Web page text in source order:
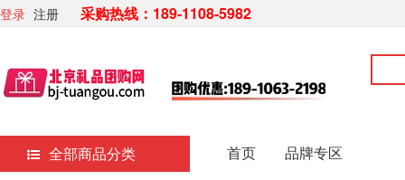
登录 注册 采购热线：189-1108-5982
全部商品分类 首页 品牌专区